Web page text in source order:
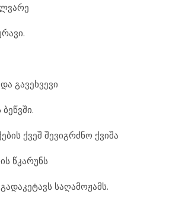
გავეხვევი
ქვეშ შევიგრძნო ქვიშა
წკარუნს
საღამოჟამს.